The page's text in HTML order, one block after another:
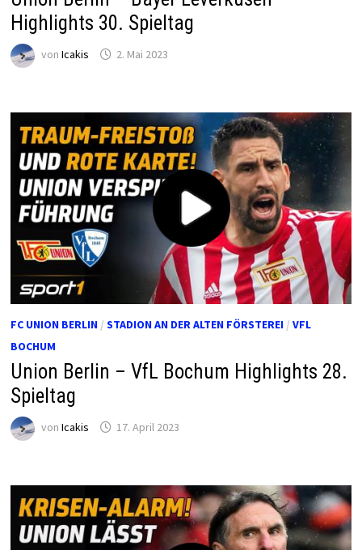
Highlights 30. Spieltag
von Icakis 2. Mai 2023
FC UNION BERLIN/ STADION AN DER ALTEN FÖRSTEREI/ VFL
BOCHUM
Union Berlin – VfL Bochum Highlights 28.
Spieltag
von Icakis 17. April 2023